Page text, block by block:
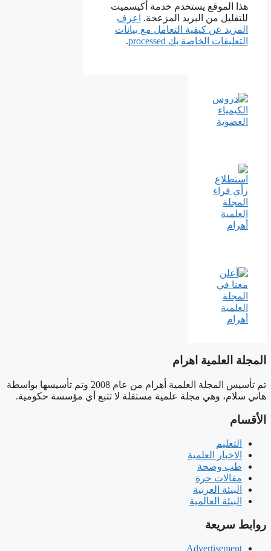
هذا الموقع يستخدم خدمة أكيسميت
للتقليل من البريد المزعجة.
اعرف
المزيد عن كيفية التعامل مع بيانات
التعليقات الخاصة بك processed
.
المجلة العلمية اهرام
تم تأسيس المجلة العلمية أهرام من عام 2008 وتم تأسيسها بواسطة
هاني سلام، وهي مجلة علمية مستقلة لا تتبع أي مؤسسة حكومية.
الأقسام
التعليم
الاخبار العلمية
طب وصحة
مقالات حرة
البيئة العربية
البيئة العالمية
روابط سريعة
Advertisement